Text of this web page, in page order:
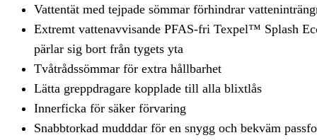
Vattentät med tejpade sömmar förhindrar
Extremt vattenavvisande PFAS-fri Texpel™ Splash
pärlar sig bort från tygets yta
Tvåtrådssömmar för extra hållbarhet
Lätta greppdragare kopplade till alla blixtlås
Innerficka för säker förvaring
Snabbtorkad mudddar för en snygg och bekväm